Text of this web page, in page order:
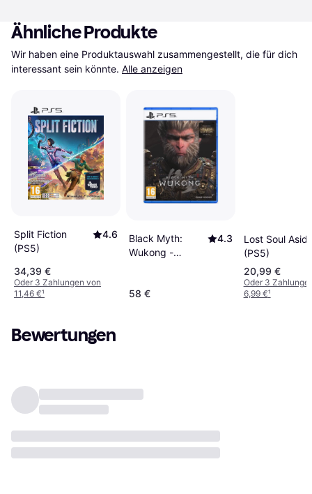
Ähnliche Produkte
Wir haben eine Produktauswahl zusammengestellt, die für dich
interessant sein könnte. Alle anzeigen
Split Fiction
(PS5)
4.6
34,39 €
Oder 3 Zahlungen von
11,46 €¹
Black Myth:
Wukong -
4.3
58 €
Lost Soul
(PS5)
20,99 €
Oder 3
6,99 €¹
Bewertungen